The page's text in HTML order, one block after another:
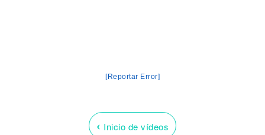
[Reportar Error]
‹ Inicio de vídeos